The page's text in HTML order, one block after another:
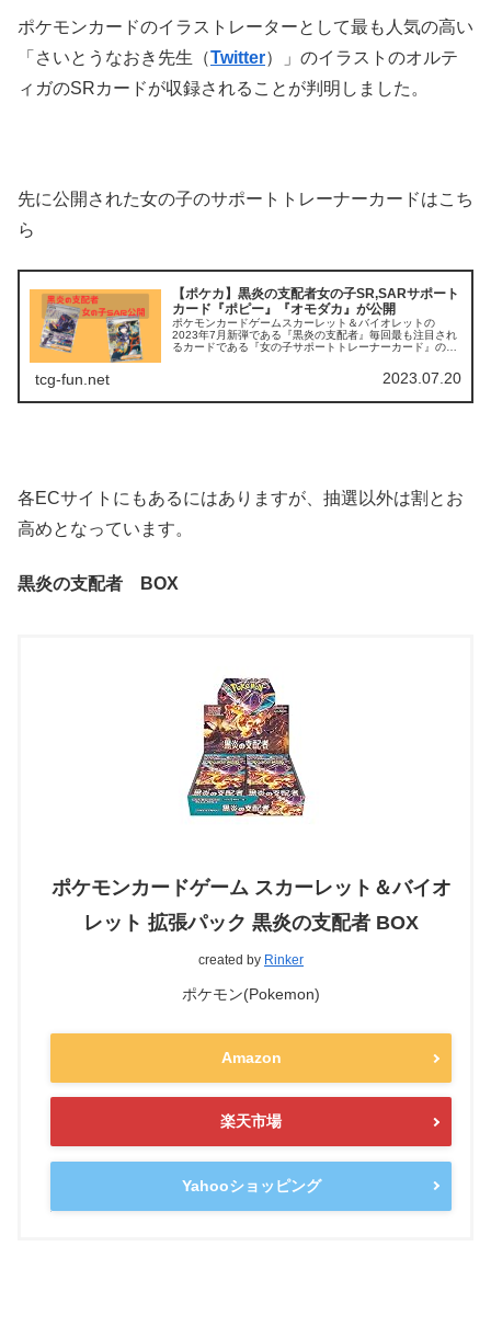
ポケモンカードのイラストレーターとして最も人気の高い
「さいとうなおき先生（Twitter）」のイラストのオルテ
ィガのSRカードが収録されることが判明しました。
先に公開された女の子のサポートトレーナーカードはこち
ら
【ポケカ】黒炎の支配者女の子SR,SARサポート
カード『ポピー』『オモダカ』が公開
ポケモンカードゲームスカーレット＆バイオレットの
2023年7月新弾である『黒炎の支配者』毎回最も注目され
るカードである『女の子サポートトレーナーカード』の
tcg-fun.net 2023.07.20
各ECサイトにもあるにはありますが、抽選以外は割とお
高めとなっています。
黒炎の支配者 BOX
ポケモンカードゲーム スカーレット＆バイオ
レット 拡張パック 黒炎の支配者 BOX
created by Rinker
ポケモン(Pokemon)
Amazon
楽天市場
Yahooショッピング